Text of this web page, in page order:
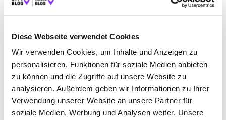
Diese Webseite verwendet Cookies
Wir verwenden Cookies, um Inhalte und Anzeigen zu
personalisieren, Funktionen für soziale Medien anbieten
zu können und die Zugriffe auf unsere Website zu
analysieren. Außerdem geben wir Informationen zu Ihrer
Verwendung unserer Website an unsere Partner für
soziale Medien, Werbung und Analysen weiter. Unsere
PERSONALVERMITTLER
Suchen nach